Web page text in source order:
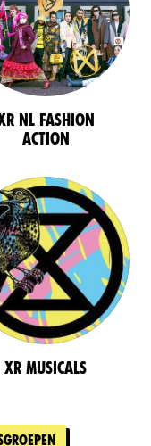
NL Fashion
Action
Xr Musicals